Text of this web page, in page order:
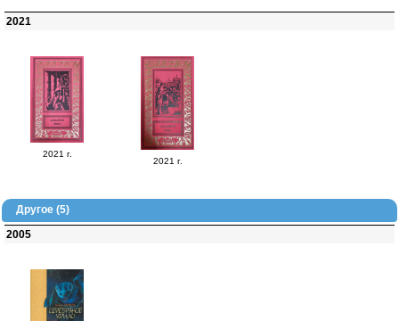
2021
2021 г.
2021 г.
Другое (5)
2005